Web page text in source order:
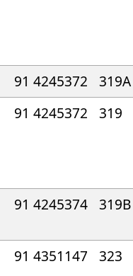
91 4245372
319A
91 4245372 319
91 4245374 319B
91 4351147 323